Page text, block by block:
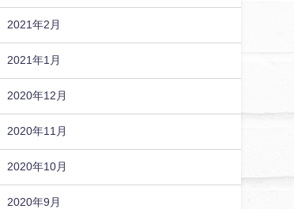
2021年2月
2021年1月
2020年12月
2020年11月
2020年10月
2020年9月